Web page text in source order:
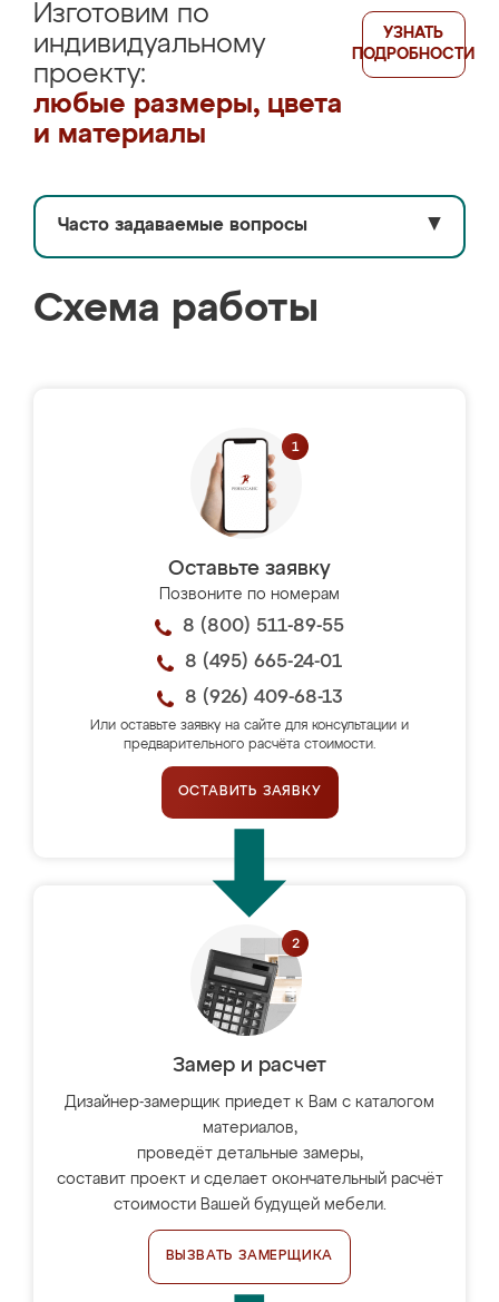
Изготовим по
индивидуальному
проекту:
любые размеры, цвета
и материалы
УЗНАТЬ
ПОДРОБНОСТИ
Часто задаваемые вопросы ▼
Схема работы
Оставьте заявку
Позвоните по номерам
8 (800) 511-89-55
8 (495) 665-24-01
8 (926) 409-68-13
Или оставьте заявку на сайте для консультации и
предварительного расчёта стоимости.
ОСТАВИТЬ ЗАЯВКУ
Замер и расчет
Дизайнер-замерщик приедет к Вам с каталогом
материалов,
проведёт детальные замеры,
составит проект и сделает окончательный расчёт
стоимости Вашей будущей мебели.
ВЫЗВАТЬ ЗАМЕРЩИКА